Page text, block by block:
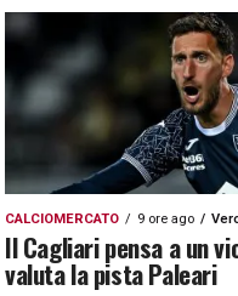
CALCIOMERCATO 9 ore ago
Il Cagliari pensa a un
valuta la pista Paleari